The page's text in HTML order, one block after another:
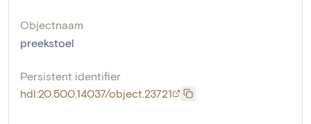
Objectnaam
preekstoel
Persistent identifier
hdl:20.500.14037/object.23721